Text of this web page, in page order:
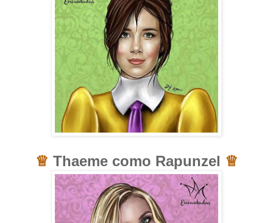
♕ Thaeme como Rapunzel ♕